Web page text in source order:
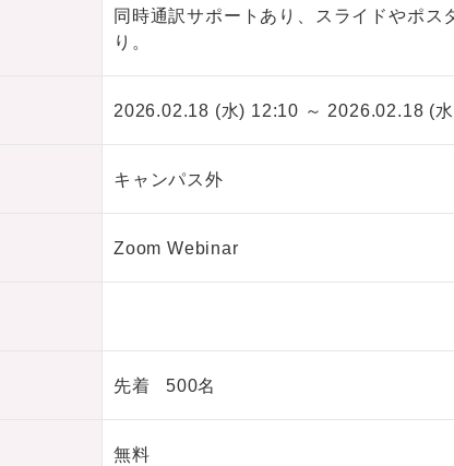
同時通訳サポートあり、スライドやポス
り。
2026.02.18 (水) 12:10 ～ 2026.02.18 (
キャンパス外
Zoom Webinar
先着 500名
無料